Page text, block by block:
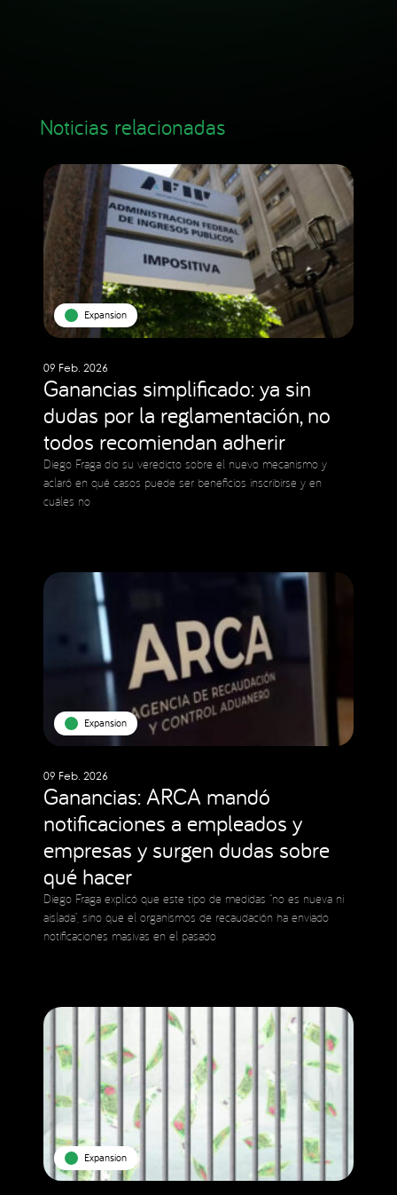
Noticias relacionadas
Expansion
09 Feb. 2026
Ganancias simplificado: ya sin
dudas por la reglamentación, no
todos recomiendan adherir
Diego Fraga dio su veredicto sobre el nuevo mecanismo y
aclaró en qué casos puede ser beneficios inscribirse y en
cuáles no
Expansion
09 Feb. 2026
Ganancias: ARCA mandó
notificaciones a empleados y
empresas y surgen dudas sobre
qué hacer
Diego Fraga explicó que este tipo de medidas “no es nueva ni
aislada”, sino que el organismos de recaudación ha enviado
notificaciones masivas en el pasado
Expansion